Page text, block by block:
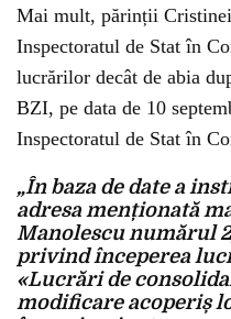
Mai mult, părinții
Inspectoratul de Stat în
lucrărilor decât de abia
BZI, pe data de 10
Inspectoratul de Stat în
„În baza de date a
adresa menționată
Manolescu numărul
privind începerea
«Lucrări de
modificare acoperiș